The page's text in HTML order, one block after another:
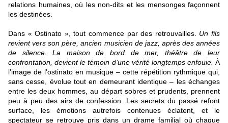
relations humaines, où les non-dits et les mensonges façonnent
les destinées.
Dans « Ostinato », tout commence par des retrouvailles. Un fils
revient vers son père, ancien musicien de jazz, après des années
de silence. La maison de bord de mer, théâtre de leur
confrontation, devient le témoin d’une vérité longtemps enfouie. À
l’image de l’ostinato en musique – cette répétition rythmique qui,
sans cesse, évolue tout en demeurant identique – les échanges
entre les deux hommes, au départ sobres et prudents, prennent
peu à peu des airs de confession. Les secrets du passé refont
surface, les émotions autrefois contenues éclatent, et le
spectateur se retrouve pris dans un drame familial où chaque